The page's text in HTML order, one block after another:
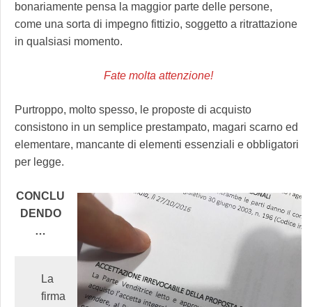
bonariamente pensa la maggior parte delle persone,
come una sorta di impegno fittizio, soggetto a ritrattazione
in qualsiasi momento.
Fate molta attenzione!
Purtroppo, molto spesso, le proposte di acquisto
consistono in un semplice prestampato, magari scarno ed
elementare, mancante di elementi essenziali e obbligatori
per legge.
CONCLU
DENDO
…
La
firma